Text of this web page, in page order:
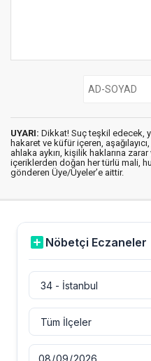
UYARI: Dikkat! Suç teşkil edecek,
hakaret ve küfür içeren,
ahlaka aykırı, kişilik haklarına
içeriklerden doğan her türlü mali,
gönderen Üye/Üyeler’e aittir.